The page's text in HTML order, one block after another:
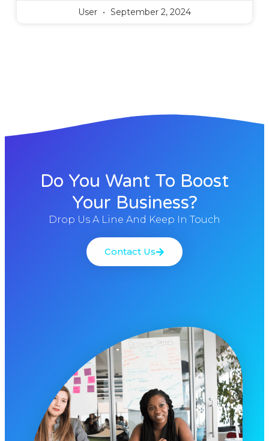
User September 2, 2024
Do You Want To Boost
Your Business?
Drop Us A Line And Keep In Touch
Contact Us